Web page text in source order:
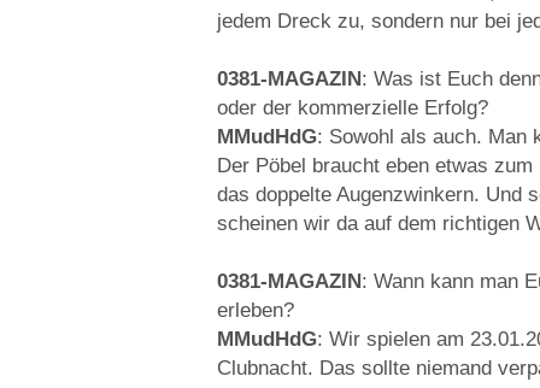
jedem Dreck zu, sondern nur bei
0381-MAGAZIN: Was ist Euch
oder der kommerzielle Erfolg?
MMudHdG: Sowohl als auch. Man
Der Pöbel braucht eben etwas
das doppelte Augenzwinkern. Und
scheinen wir da auf dem richtigen
0381-MAGAZIN: Wann kann man
erleben?
MMudHdG: Wir spielen am
Clubnacht. Das sollte niemand